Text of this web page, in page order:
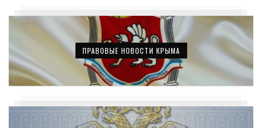
ПРАВОВЫЕ НОВОСТИ КРЫМА